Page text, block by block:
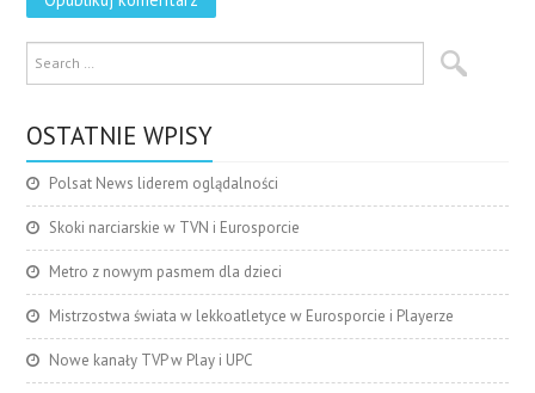
OSTATNIE WPISY
Polsat News liderem oglądalności
Skoki narciarskie w TVN i Eurosporcie
Metro z nowym pasmem dla dzieci
Mistrzostwa świata w lekkoatletyce w Eurosporcie i Playerze
Nowe kanały TVP w Play i UPC